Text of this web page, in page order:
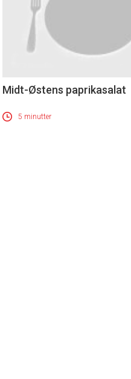
Midt-Østens paprikasalat
5 minutter